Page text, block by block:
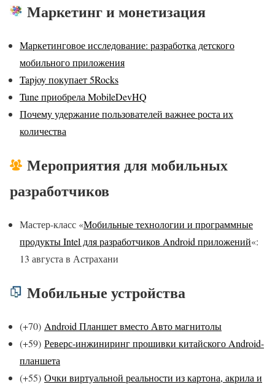
Маркетинг и монетизация
Маркетинговое исследование: разработка детского
мобильного приложения
Tapjoy покупает 5Rocks
Tune приобрела MobileDevHQ
Почему удержание пользователей важнее роста их
количества
Мероприятия для мобильных
разработчиков
Мастер-класс «Мобильные технологии и программные
продукты Intel для разработчиков Android приложений«:
13 августа в Астрахани
Мобильные устройства
(+70) Android Планшет вместо Авто магнитолы
(+59) Реверс-инжиниринг прошивки китайского Android-
планшета
(+55) Очки виртуальной реальности из картона, акрила и